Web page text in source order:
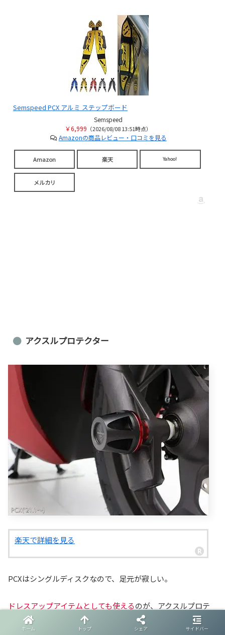
Semspeed PCX アルミ ステップボード
Semspeed
￥6,999 （2026/08/08 13:51時点）
Amazonの商品レビュー・口コミを見る
Amazon 楽天 Yahoo!
メルカリ
アクスルプロテクター
楽天で詳細を見る
PCXはシングルディスクなので、足元が寂しい。
ドレスアップアイテムとしても使えるのが、アクスルプロテ
クター。
ホーム トップ シェア サイドバー